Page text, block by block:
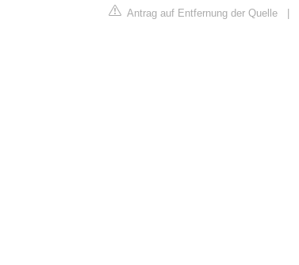
Antrag auf Entfernung der Quelle